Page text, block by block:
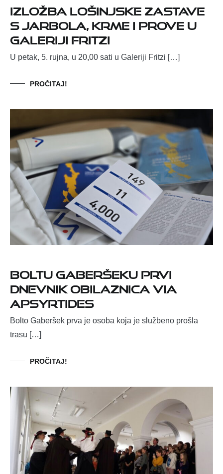
IZLOŽBA LOŠINJSKE ZASTAVE
S JARBOLA, KRME I PROVE U
GALERIJI FRITZI
U petak, 5. rujna, u 20,00 sati u Galeriji Fritzi […]
PROČITAJ!
Boltu Gaberšeku prvi
Dnevnik obilaznica Via
Apsyrtides
Bolto Gaberšek prva je osoba koja je službeno prošla
trasu […]
PROČITAJ!